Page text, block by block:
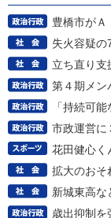
豊橋市がＡ
失火容疑の
立ち直り支
第４期メン
「持続可能
市政運営に
花田健心く
拡大のおそ
新城東高な
歳出抑制を